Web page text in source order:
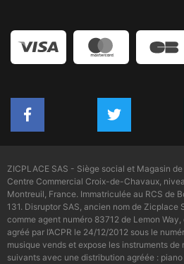
ZICPLACE SAS - Siège social et Magasin
Centre Commercial Croix-de-Chavaux,
Montreuil, France. Immatriculée au RCS de
131. Disruptor SAS, ancien nom de Zicplace
comme agent numéro 83712 de Lemon
agréé par l’ACPR le 24/12/2012 sous le
musique vends et expose les instruments
suivants avec une distribution agréée :